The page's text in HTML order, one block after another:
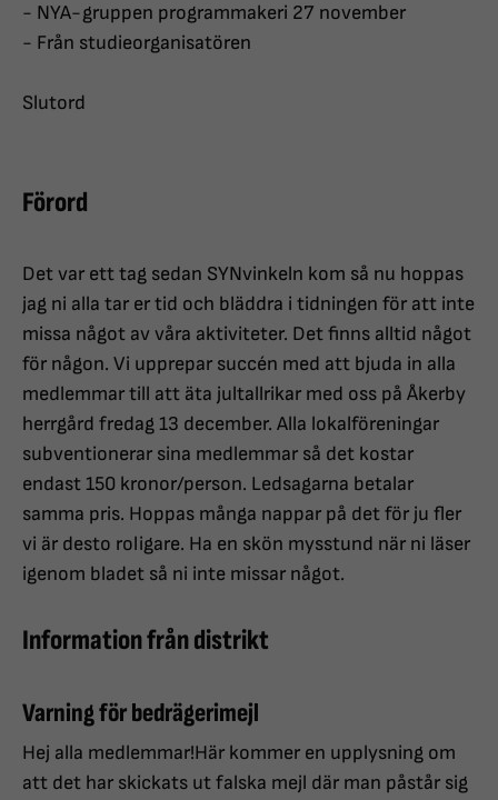
- NYA-gruppen programmakeri 27 november
- Från studieorganisatören
Slutord
Förord
Det var ett tag sedan SYNvinkeln kom så nu hoppas
jag ni alla tar er tid och bläddra i tidningen för att inte
missa något av våra aktiviteter. Det finns alltid något
för någon. Vi upprepar succén med att bjuda in alla
medlemmar till att äta jultallrikar med oss på Åkerby
herrgård fredag 13 december. Alla lokalföreningar
subventionerar sina medlemmar så det kostar
endast 150 kronor/person. Ledsagarna betalar
samma pris. Hoppas många nappar på det för ju fler
vi är desto roligare. Ha en skön mysstund när ni läser
igenom bladet så ni inte missar något.
Information från distrikt
Varning för bedrägerimejl
Hej alla medlemmar!Här kommer en upplysning om
att det har skickats ut falska mejl där man påstår sig